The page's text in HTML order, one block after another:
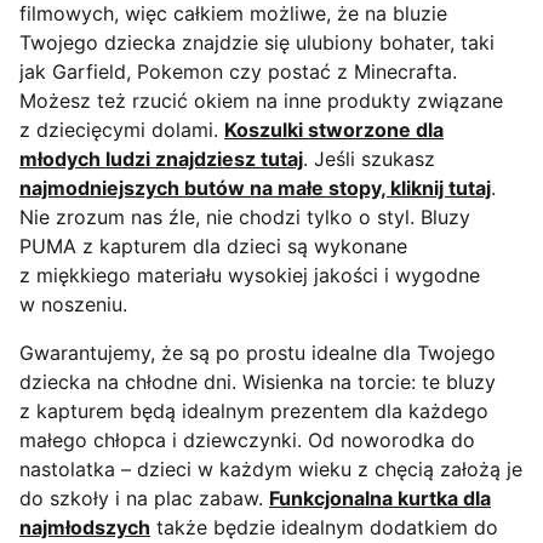
filmowych, więc całkiem możliwe, że na bluzie
Twojego dziecka znajdzie się ulubiony bohater, taki
jak Garfield, Pokemon czy postać z Minecrafta.
Możesz też rzucić okiem na inne produkty związane
z dziecięcymi dolami. Koszulki stworzone dla
młodych ludzi znajdziesz tutaj. Jeśli szukasz
najmodniejszych butów na małe stopy, kliknij tutaj.
Nie zrozum nas źle, nie chodzi tylko o styl. Bluzy
PUMA z kapturem dla dzieci są wykonane
z miękkiego materiału wysokiej jakości i wygodne
w noszeniu.
Gwarantujemy, że są po prostu idealne dla Twojego
dziecka na chłodne dni. Wisienka na torcie: te bluzy
z kapturem będą idealnym prezentem dla każdego
małego chłopca i dziewczynki. Od noworodka do
nastolatka – dzieci w każdym wieku z chęcią założą je
do szkoły i na plac zabaw. Funkcjonalna kurtka dla
najmłodszych także będzie idealnym dodatkiem do